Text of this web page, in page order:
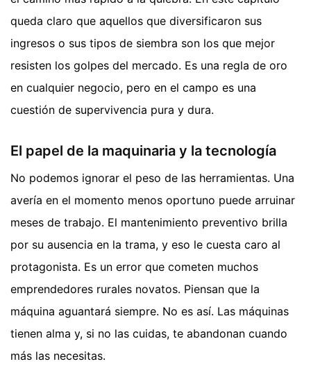
queda claro que aquellos que diversificaron sus
ingresos o sus tipos de siembra son los que mejor
resisten los golpes del mercado. Es una regla de oro
en cualquier negocio, pero en el campo es una
cuestión de supervivencia pura y dura.
El papel de la maquinaria y la tecnología
No podemos ignorar el peso de las herramientas. Una
avería en el momento menos oportuno puede arruinar
meses de trabajo. El mantenimiento preventivo brilla
por su ausencia en la trama, y eso le cuesta caro al
protagonista. Es un error que cometen muchos
emprendedores rurales novatos. Piensan que la
máquina aguantará siempre. No es así. Las máquinas
tienen alma y, si no las cuidas, te abandonan cuando
más las necesitas.